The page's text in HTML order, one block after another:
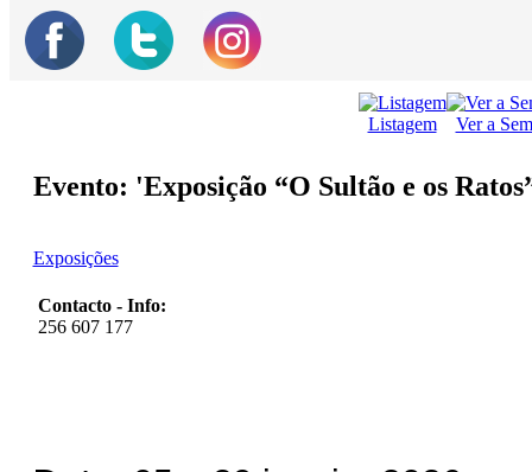
Listagem Ver a
Evento: 'Exposição “O Sultão e os
Exposições
Contacto - Info:
256 607 177